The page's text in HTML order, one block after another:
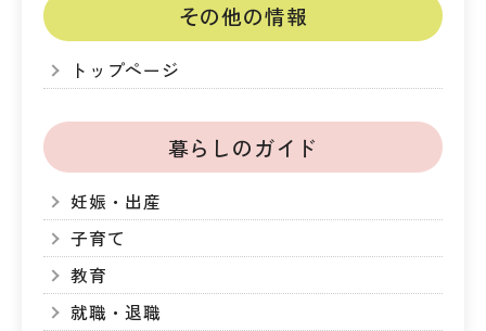
その他の情報
トップページ
暮らしのガイド
妊娠・出産
子育て
教育
就職・退職